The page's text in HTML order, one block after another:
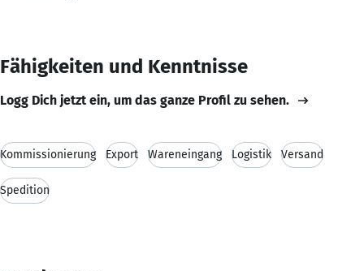
Fähigkeiten und Kenntnisse
Logg Dich jetzt ein, um das ganze Profil zu sehen.
Kommissionierung Export Wareneingang Logistik Versand
Spedition